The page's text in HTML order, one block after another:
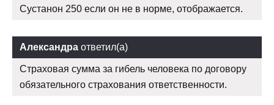
Сустанон 250 если он не в норме, отображается.
Александра ответил(а)
Страховая сумма за гибель человека по договору
обязательного страхования ответственности.